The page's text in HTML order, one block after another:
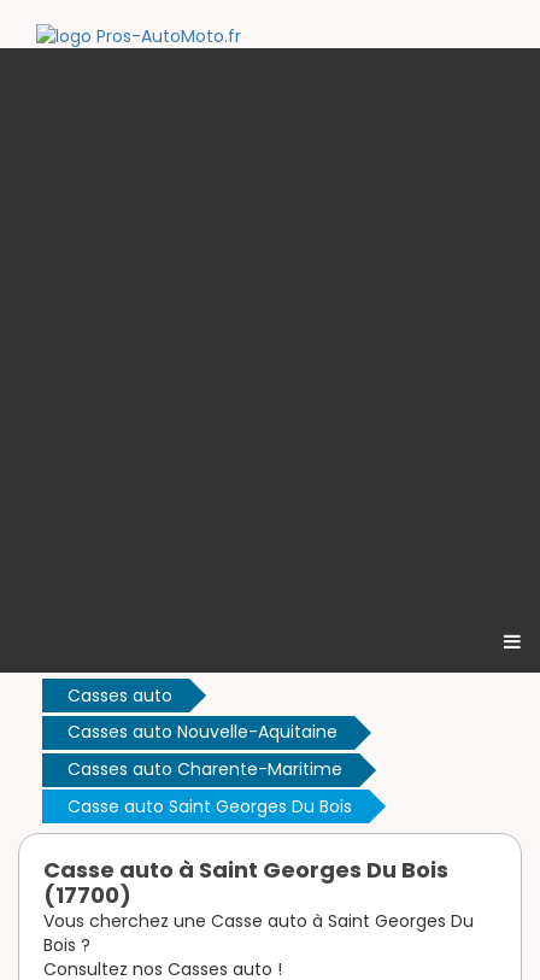
Casses auto
Casses auto Nouvelle-Aquitaine
Casses auto Charente-Maritime
Casse auto Saint Georges Du Bois
Casse auto à Saint Georges Du Bois
(17700)
Vous cherchez une Casse auto à Saint Georges Du
Bois ?
Consultez nos Casses auto !